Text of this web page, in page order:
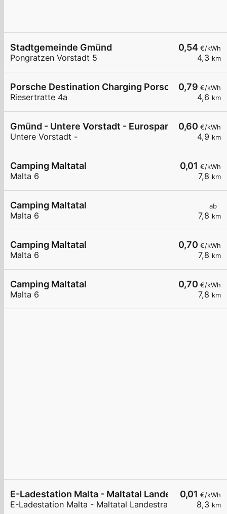
0,54 €/kWh
4,3 km
Stadtgemeinde Gmünd
Pongratzen Vorstadt 5
0,79 €/kWh
4,6 km
Porsche Destination Charging Porsche Museum
Riesertratte 4a
0,60 €/kWh
4,9 km
Gmünd - Untere Vorstadt - Eurospar
Untere Vorstadt -
0,01 €/kWh
7,8 km
Camping Maltatal
Malta 6
ab
7,8 km
Camping Maltatal
Malta 6
0,70 €/kWh
7,8 km
Camping Maltatal
Malta 6
0,70 €/kWh
7,8 km
Camping Maltatal
Malta 6
0,01 €/kWh
8,3 km
E-Ladestation Malta - Maltatal Landestraße
E-Ladestation Malta - Maltatal Landestraße